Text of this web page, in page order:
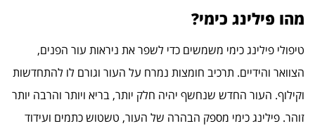
מהו פילינג כימי?
טיפולי פילינג כימי משמשים כדי לשפר את ניראות עור הפנים,
הצוואר והידיים. תרכיב חומצות נמרח על העור וגורם לו להתחדשות
וקילוף. העור החדש שנחשף יהיה חלק יותר, בריא ויותר והרבה יותר
זוהר. פילינג כימי מספק הבהרה של העור, טשטוש כתמים ועידוד